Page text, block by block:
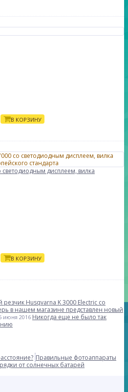
В КОРЗИНУ
дисплеем, вилка
В КОРЗИНУ
резчик Husqvarna K 3000 Electric со
в нашем магазине представлен новый
июня 2016 Никогда еще не было так
Правильные фотоаппараты
от солнечных батарей